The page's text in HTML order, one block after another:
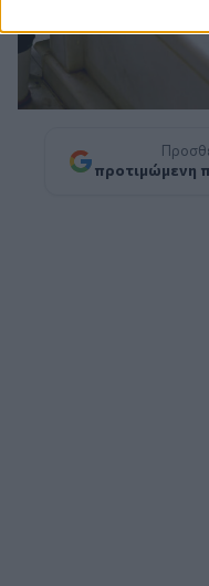
προτιμώμενη